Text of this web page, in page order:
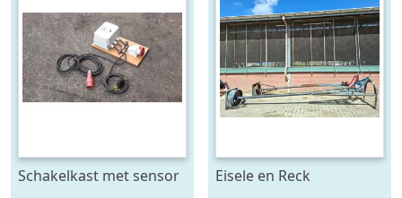
Schakelkast met sensor
Eisele en Reck